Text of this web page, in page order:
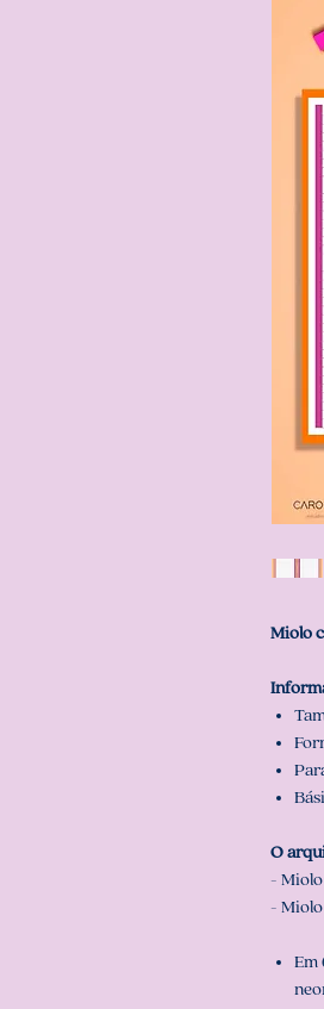
Miolo
O
-
- Miolo
Em